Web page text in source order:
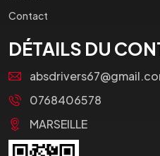
Contact
DÉTAILS DU
0768406578
MARSEILLE